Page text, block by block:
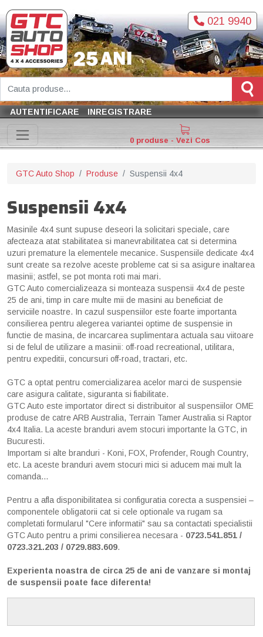
021 9940
AUTENTIFICARE INREGISTRARE
0 produse - Vezi Cos
GTC Auto Shop Produse Suspensii 4x4
Suspensii 4x4
Masinile 4x4 sunt supuse deseori la solicitari speciale, care
afecteaza atat stabilitatea si manevrabilitatea cat si determina
uzuri premature la elementele mecanice. Suspensiile dedicate 4x4
sunt create sa rezolve aceste probleme cat si sa asigure inaltarea
masinii; astfel, se pot monta roti mai mari.
GTC Auto comercializeaza si monteaza suspensii 4x4 de peste
25 de ani, timp in care multe mii de masini au beneficiat de
serviciile noastre. In cazul suspensiilor este foarte importanta
consilierea pentru alegerea variantei optime de suspensie in
functie de masina, de incarcarea suplimentara actuala sau viitoare
si de felul de utilizare a masinii: off-road recreational, utilitara,
pentru expeditii, concursuri off-road, tractari, etc.
GTC a optat pentru comercializarea acelor marci de suspensie
care asigura calitate, siguranta si fiabilitate.
GTC Auto este importator direct si distribuitor al suspensiilor OME
produse de catre ARB Australia, Terrain Tamer Australia si Raptor
4x4 Italia. La aceste branduri avem stocuri importante la GTC, in
Bucuresti.
Importam si alte branduri - Koni, FOX, Profender, Rough Country,
etc. La aceste branduri avem stocuri mici si aducem mai mult la
comanda...
Pentru a afla disponibilitatea si configuratia corecta a suspensiei –
componentele obligatorii cat si cele optionale va rugam sa
completati formularul "Cere informatii" sau sa contactati specialistii
GTC Auto pentru a primi consilierea necesara - 0723.541.851 /
0723.321.203 / 0729.883.609.
Experienta noastra de circa 25 de ani de vanzare si montaj
de suspensii poate face diferenta!